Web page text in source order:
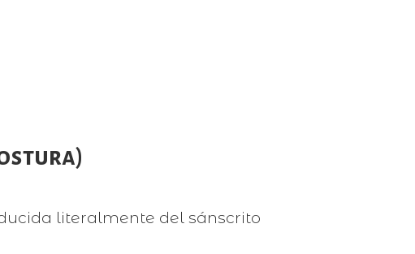
literalmente del sánscrito